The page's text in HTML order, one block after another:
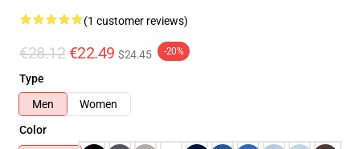
(1 customer reviews)
€28.12 €22.49 $24.45 -20%
Type
Men
Women
Color